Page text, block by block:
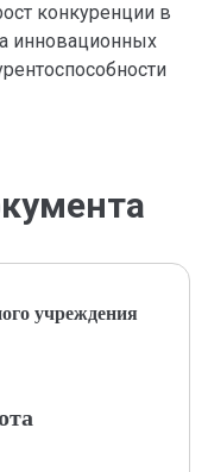
конкуренции в
инновационных
учреждения